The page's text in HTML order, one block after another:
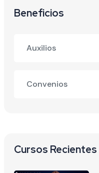
Beneficios
Auxilios
Convenios
Cursos Recientes